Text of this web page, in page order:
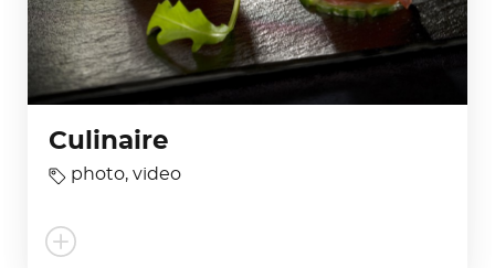
Culinaire
photo,video